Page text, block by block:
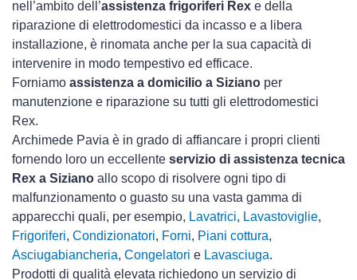
nell’ambito dell’assistenza frigoriferi Rex e della
riparazione di elettrodomestici da incasso e a libera
installazione, è rinomata anche per la sua capacità di
intervenire in modo tempestivo ed efficace.
Forniamo assistenza a domicilio a Siziano per
manutenzione e riparazione su tutti gli elettrodomestici
Rex.
Archimede Pavia è in grado di affiancare i propri clienti
fornendo loro un eccellente servizio di assistenza tecnica
Rex a Siziano allo scopo di risolvere ogni tipo di
malfunzionamento o guasto su una vasta gamma di
apparecchi quali, per esempio, Lavatrici, Lavastoviglie,
Frigoriferi, Condizionatori, Forni, Piani cottura,
Asciugabiancheria, Congelatori e Lavasciuga.
Prodotti di qualità elevata richiedono un servizio di